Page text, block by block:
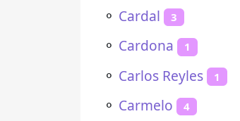
⚬ Cardal 3
⚬ Cardona 1
⚬ Carlos Reyles 1
⚬ Carmelo 4